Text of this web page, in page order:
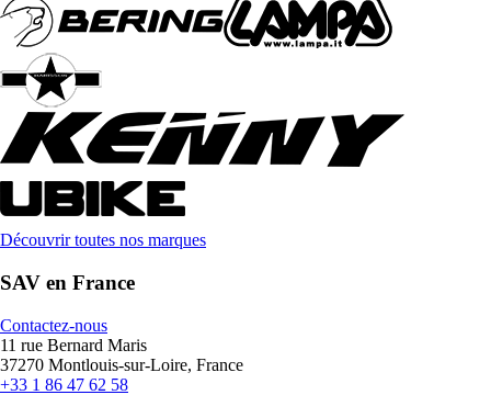
Découvrir toutes nos marques
SAV en France
Contactez-nous
11 rue Bernard Maris
37270 Montlouis-sur-Loire, France
+33 1 86 47 62 58